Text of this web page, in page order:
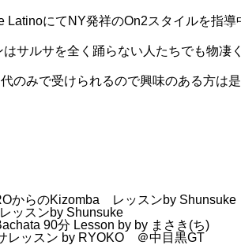
にてNY発祥のOn2スタイルを指導
サルサを全く踊らない人たちでも物凄
のみで受けられるので興味のある方は
らのKizomba レッスンby Shunsuke
スンby Shunsuke
90分 Lesson by by まさき(ち)
レッスン by RYOKO ＠中目黒GT